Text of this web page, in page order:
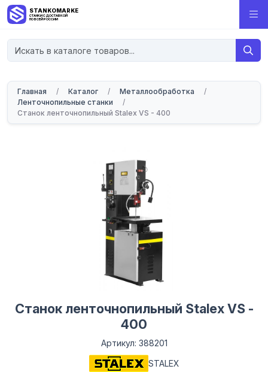
STANKOMARKET
СТАНКИ С ДОСТАВКОЙ
ПО ВСЕЙ РОССИИ
Главная / Каталог / Металлообработка
/
Ленточнопильные станки
/
Станок ленточнопильный Stalex VS - 400
Станок ленточнопильный Stalex VS -
400
Артикул: 388201
STALEX